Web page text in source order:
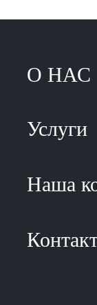
О НАС
Услуги
Наша